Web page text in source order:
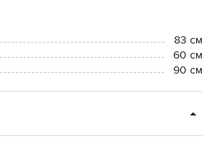
83 см
60 см
90 см